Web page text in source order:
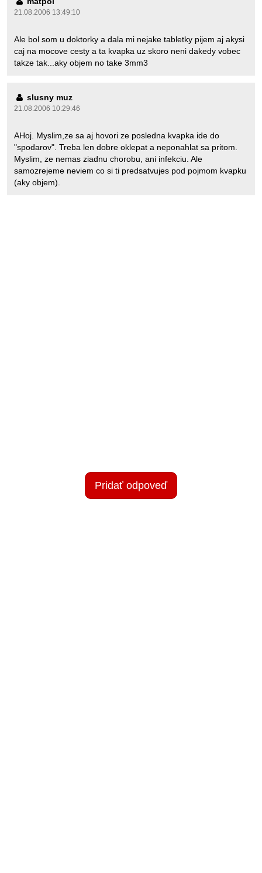
21.08.2006 13:49:10
Ale bol som u doktorky a dala mi nejake tabletky pijem aj akysi
caj na mocove cesty a ta kvapka uz skoro neni dakedy vobec
takze tak...aky objem no take 3mm3
slusny muz
21.08.2006 10:29:46
AHoj. Myslim,ze sa aj hovori ze posledna kvapka ide do
"spodarov". Treba len dobre oklepat a neponahlat sa pritom.
Myslim, ze nemas ziadnu chorobu, ani infekciu. Ale
samozrejeme neviem co si ti predsatvujes pod pojmom kvapku
(aky objem).
Pridať odpoveď